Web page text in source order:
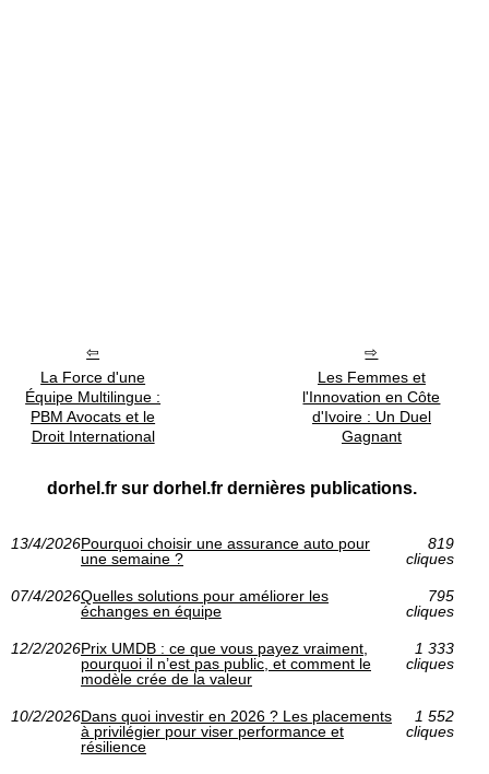
La Force d'une
Équipe Multilingue :
PBM Avocats et le
Droit International
Les Femmes et
l'Innovation en Côte
d'Ivoire : Un Duel
Gagnant
dorhel.fr sur dorhel.fr dernières publications.
13/4/2026Pourquoi choisir une assurance auto pour
une semaine ?
819
cliques
07/4/2026Quelles solutions pour améliorer les
échanges en équipe
795
cliques
12/2/2026Prix UMDB : ce que vous payez vraiment,
pourquoi il n’est pas public, et comment le
modèle crée de la valeur
1 333
cliques
10/2/2026Dans quoi investir en 2026 ? Les placements
à privilégier pour viser performance et
résilience
1 552
cliques